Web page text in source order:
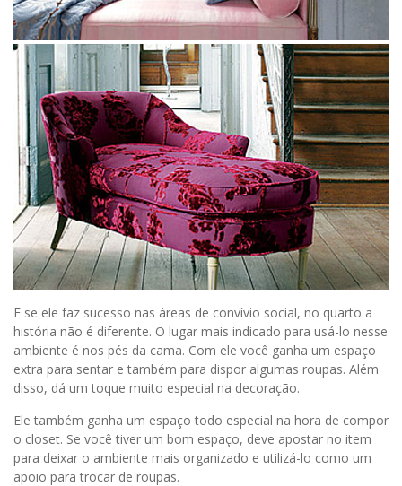
E se ele faz sucesso nas áreas de convívio social, no quarto a
história não é diferente. O lugar mais indicado para usá-lo nesse
ambiente é nos pés da cama. Com ele você ganha um espaço
extra para sentar e também para dispor algumas roupas. Além
disso, dá um toque muito especial na decoração.
Ele também ganha um espaço todo especial na hora de compor
o closet. Se você tiver um bom espaço, deve apostar no item
para deixar o ambiente mais organizado e utilizá-lo como um
apoio para trocar de roupas.